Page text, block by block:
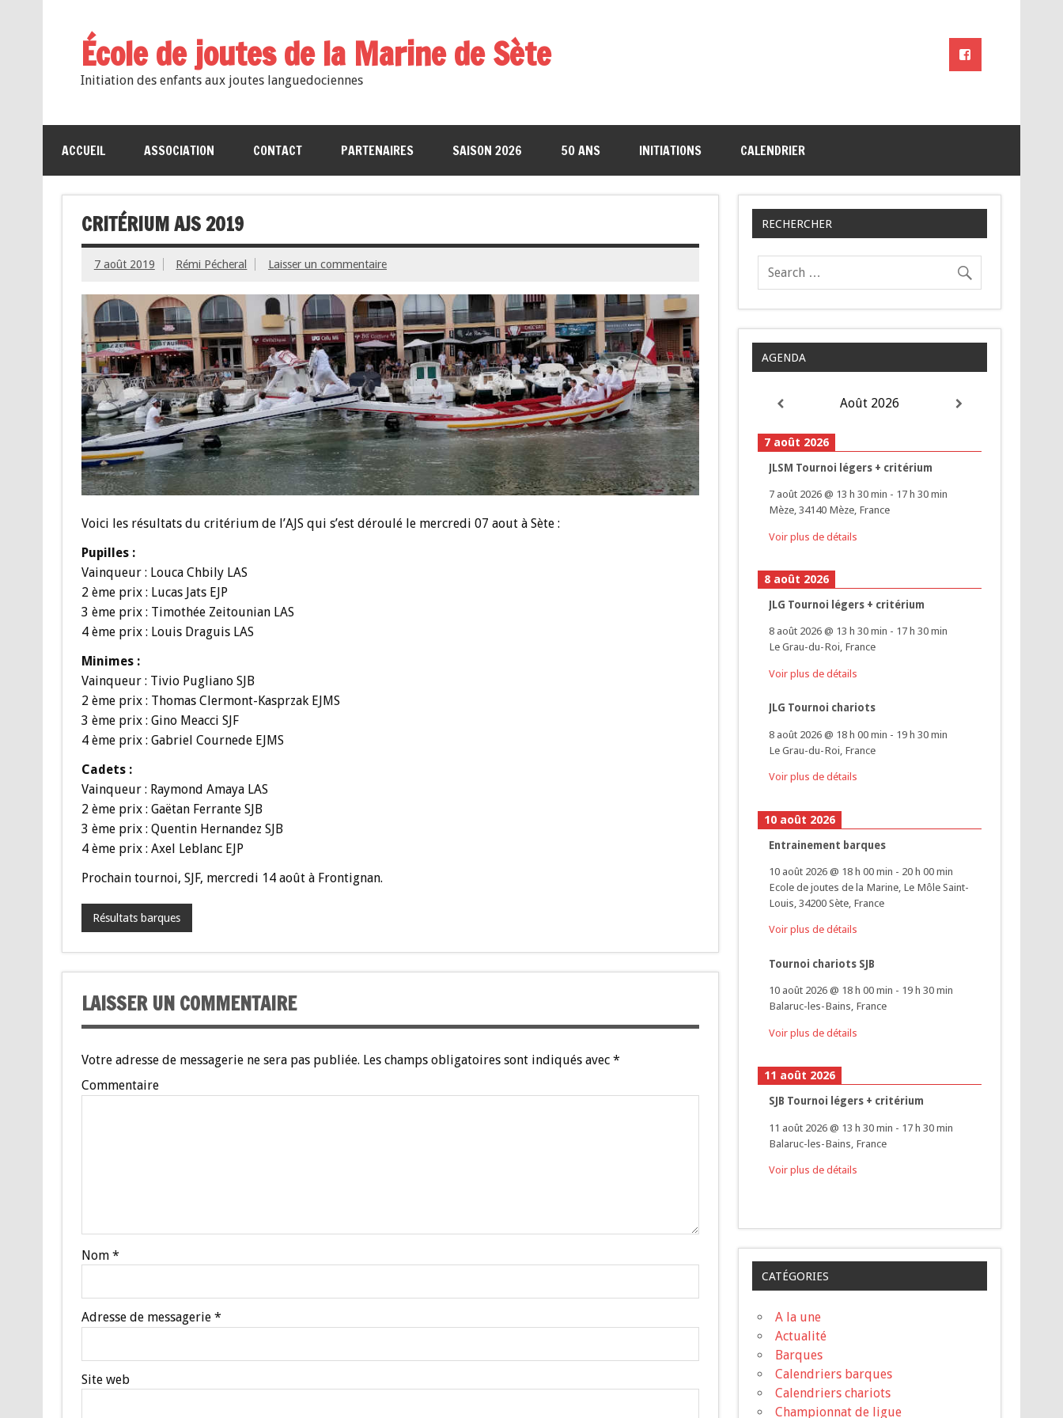
École de joutes de la Marine de Sète
Initiation des enfants aux joutes languedociennes
ACCUEIL ASSOCIATION CONTACT PARTENAIRES SAISON 2026 50 ANS INITIATIONS CALENDRIER
CRITÉRIUM AJS 2019
7 août 2019 Rémi Pécheral Laisser un commentaire
Voici les résultats du critérium de l’AJS qui s’est déroulé le mercredi 07 aout à Sète :
Pupilles :
Vainqueur : Louca Chbily LAS
2 ème prix : Lucas Jats EJP
3 ème prix : Timothée Zeitounian LAS
4 ème prix : Louis Draguis LAS
Minimes :
Vainqueur : Tivio Pugliano SJB
2 ème prix : Thomas Clermont-Kasprzak EJMS
3 ème prix : Gino Meacci SJF
4 ème prix : Gabriel Cournede EJMS
Cadets :
Vainqueur : Raymond Amaya LAS
2 ème prix : Gaëtan Ferrante SJB
3 ème prix : Quentin Hernandez SJB
4 ème prix : Axel Leblanc EJP
Prochain tournoi, SJF, mercredi 14 août à Frontignan.
Résultats barques
LAISSER UN COMMENTAIRE
Votre adresse de messagerie ne sera pas publiée. Les champs obligatoires sont indiqués avec *
Commentaire
Nom *
Adresse de messagerie *
Site web
RECHERCHER
AGENDA
Août 2026
7 août 2026
JLSM Tournoi légers + critérium
7 août 2026@ 13 h 30 min - 17 h 30 min
Mèze, 34140 Mèze, France
Voir plus de détails
8 août 2026
JLG Tournoi légers + critérium
8 août 2026@ 13 h 30 min - 17 h 30 min
Le Grau-du-Roi, France
Voir plus de détails
JLG Tournoi chariots
8 août 2026@ 18 h 00 min - 19 h 30 min
Le Grau-du-Roi, France
Voir plus de détails
10 août 2026
Entrainement barques
10 août 2026@ 18 h 00 min - 20 h 00 min
Ecole de joutes de la Marine, Le Môle Saint-
Louis, 34200 Sète, France
Voir plus de détails
Tournoi chariots SJB
10 août 2026@ 18 h 00 min - 19 h 30 min
Balaruc-les-Bains, France
Voir plus de détails
11 août 2026
SJB Tournoi légers + critérium
11 août 2026@ 13 h 30 min - 17 h 30 min
Balaruc-les-Bains, France
Voir plus de détails
CATÉGORIES
A la une
Actualité
Barques
Calendriers barques
Calendriers chariots
Championnat de ligue